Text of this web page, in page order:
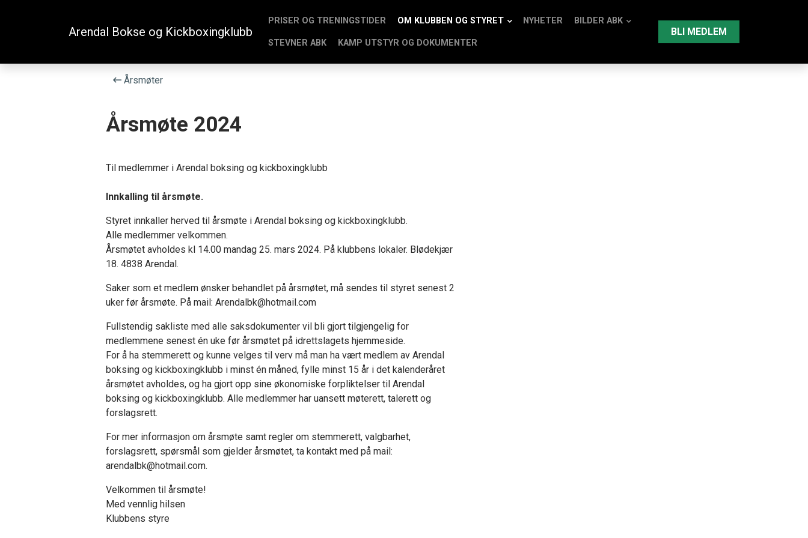
Arendal Bokse og Kickboxingklubb
PRISER OG TRENINGSTIDER OM KLUBBEN OG STYRET NYHETER BILDER ABK
STEVNER ABK KAMP UTSTYR OG DOKUMENTER
BLI MEDLEM
Årsmøter
Årsmøte 2024
Til medlemmer i Arendal boksing og kickboxingklubb
Innkalling til årsmøte.
Styret innkaller herved til årsmøte i Arendal boksing og kickboxingklubb.
Alle medlemmer velkommen.
Årsmøtet avholdes kl 14.00 mandag 25. mars 2024. På klubbens lokaler. Blødekjær
18. 4838 Arendal.
Saker som et medlem ønsker behandlet på årsmøtet, må sendes til styret senest 2
uker før årsmøte. På mail: Arendalbk@hotmail.com
Fullstendig sakliste med alle saksdokumenter vil bli gjort tilgjengelig for
medlemmene senest én uke før årsmøtet på idrettslagets hjemmeside.
For å ha stemmerett og kunne velges til verv må man ha vært medlem av Arendal
boksing og kickboxingklubb i minst én måned, fylle minst 15 år i det kalenderåret
årsmøtet avholdes, og ha gjort opp sine økonomiske forpliktelser til Arendal
boksing og kickboxingklubb. Alle medlemmer har uansett møterett, talerett og
forslagsrett.
For mer informasjon om årsmøte samt regler om stemmerett, valgbarhet,
forslagsrett, spørsmål som gjelder årsmøtet, ta kontakt med på mail:
arendalbk@hotmail.com.
Velkommen til årsmøte!
Med vennlig hilsen
Klubbens styre